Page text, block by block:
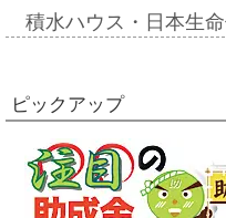
積水ハウス・日本生
ピックアップ